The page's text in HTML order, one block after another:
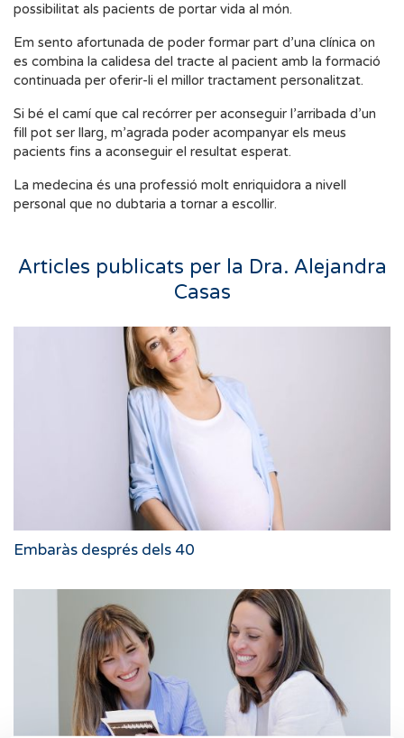
possibilitat als pacients de portar vida al món.
Em sento afortunada de poder formar part d’una clínica on
es combina la calidesa del tracte al pacient amb la formació
continuada per oferir-li el millor tractament personalitzat.
Si bé el camí que cal recórrer per aconseguir l’arribada d’un
fill pot ser llarg, m’agrada poder acompanyar els meus
pacients fins a aconseguir el resultat esperat.
La medecina és una professió molt enriquidora a nivell
personal que no dubtaria a tornar a escollir.
Articles publicats per la Dra. Alejandra
Casas
Embaràs després dels 40